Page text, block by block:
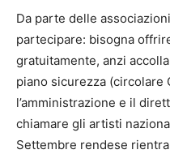
Da parte delle
partecipare: bisogna
gratuitamente, anzi
piano sicurezza (circolare
l’amministrazione e il
chiamare gli artisti
Settembre rendese